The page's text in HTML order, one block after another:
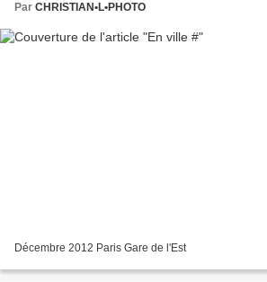
Par CHRISTIAN•L•PHOTO
Décembre 2012 Paris Gare de l'Est